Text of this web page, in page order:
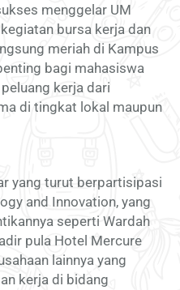
menggelar UM
bursa kerja dan
meriah di Kampus
bagi mahasiswa
kerja dari
di tingkat lokal maupun
yang turut berpartisipasi
and Innovation, yang
seperti Wardah
pula Hotel Mercure
lainnya yang
kerja di bidang